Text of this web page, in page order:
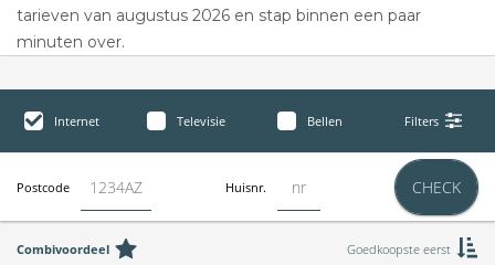
tarieven van augustus 2026 en stap binnen een paar
minuten over.
Internet Televisie Bellen Filters
Postcode Huisnr. CHECK
Combivoordeel Goedkoopste eerst